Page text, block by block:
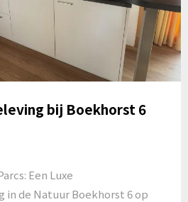
bij Boekhorst 6
Een Luxe
in de Natuur Boekhorst 6 op